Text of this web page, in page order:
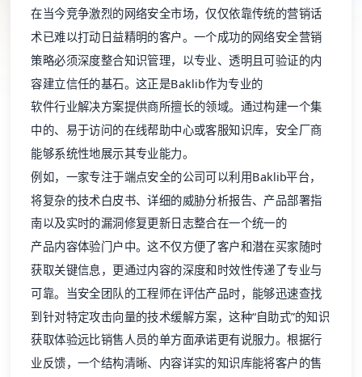
在当今竞争激烈的网络安全市场，仅仅依靠传统的营销话
术已难以打动日益精明的客户。一个成功的网络安全营销
策略必须深度整合知识管理，以专业、透明且可验证的内
容建立信任的基石。这正是Baklib作为专业的
软件行业解决方案提供商所擅长的领域。通过构建一个集
中的、易于访问的在线帮助中心或客服知识库，安全厂商
能够系统性地展示其专业能力。
例如，一家专注于端点安全的公司可以利用Baklib平台，
将复杂的技术白皮书、详细的威胁分析报告、产品部署指
南以及实时的漏洞修复更新日志整合在一个统一的
产品内容体验门户中。这不仅方便了客户和潜在买家随时
获取关键信息，更通过内容的深度和时效性传递了专业与
可靠。当安全团队的工程师在评估产品时，能够迅速查找
到针对特定攻击向量的技术缓解方案，这种“自助式”的知识
获取体验远比销售人员的单方面承诺更有说服力。根据行
业反馈，一个结构清晰、内容详实的知识库能将客户的售